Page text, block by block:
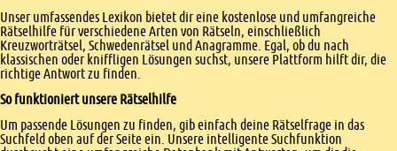
Unser umfassendes Lexikon bietet dir eine kostenlose und umfangreiche
Rätselhilfe für verschiedene Arten von Rätseln, einschließlich
Kreuzworträtsel, Schwedenrätsel und Anagramme. Egal, ob du nach
klassischen oder kniffligen Lösungen suchst, unsere Plattform hilft dir, die
richtige Antwort zu finden.
So funktioniert unsere Rätselhilfe
Um passende Lösungen zu finden, gib einfach deine Rätselfrage in das
Suchfeld oben auf der Seite ein. Unsere intelligente Suchfunktion